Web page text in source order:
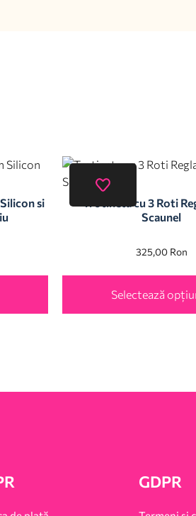
si
Trotineta cu 3 Roti
Scaunel
325,00 Ron
Selectează
GDPR